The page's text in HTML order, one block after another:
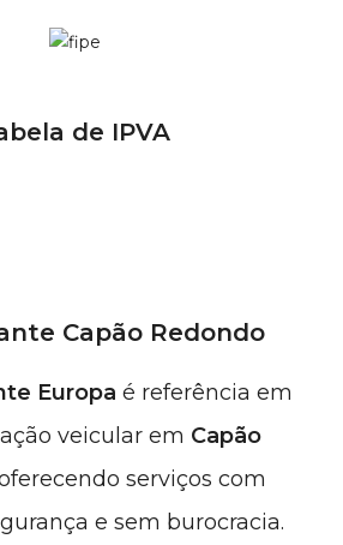
de IPVA
Capão Redondo
Europa é referência em
veicular em Capão
serviços com
e sem burocracia.